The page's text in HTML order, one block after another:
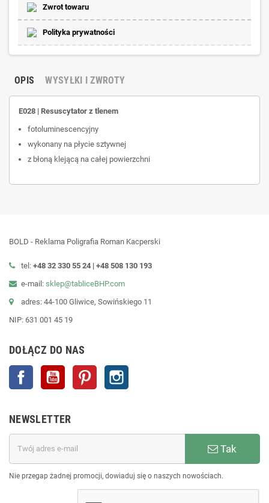
Zwrot towaru
Polityka prywatności
OPIS WYSYŁKI I ZWROTY
E028 | Resuscytator z tlenem
fotoluminescencyjny
wykonany na płycie sztywnej
z błoną klejącą na całej powierzchni
BOLD - Reklama Poligrafia Roman Kacperski
tel: +48 32 330 55 24 | +48 508 130 193
e-mail: sklep@tabliceBHP.com
adres: 44-100 Gliwice, Sowińskiego 11
NIP: 631 001 45 19
DOŁĄCZ DO NAS
Facebook YouTube Pinterest
NEWSLETTER
Tak
Nie przegap żadnej promocji, dowiaduj się o naszych nowościach.